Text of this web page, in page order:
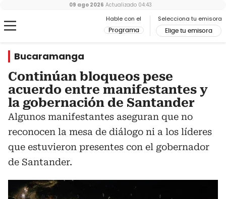
Hable con el
Programa
Selecciona tu emisora
Elige tu emisora
09 ago 2026 Actualizado 04:43
Bucaramanga
Continúan bloqueos pese
acuerdo entre manifestantes y
la gobernación de Santander
Algunos manifestantes aseguran que no
reconocen la mesa de diálogo ni a los líderes
que estuvieron presentes con el gobernador
de Santander.